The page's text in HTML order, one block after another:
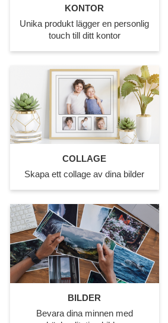
KONTOR
Unika produkt lägger en personlig
touch till ditt kontor
COLLAGE
Skapa ett collage av dina bilder
BILDER
Bevara dina minnen med